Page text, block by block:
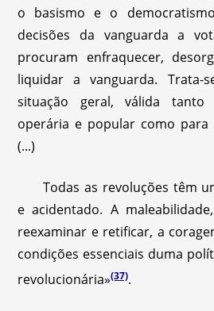
o basismo e o
decisões da vanguarda a
procuram enfraquecer,
liquidar a vanguarda. Trata-
situação geral, válida
operária e popular como para
(...)
Todas as revoluções têm
e acidentado. A
reexaminar e retificar, a
condições essenciais duma
revolucionária»(37).